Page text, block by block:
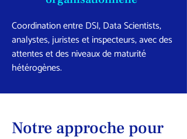
Coordination entre DSI, Data Scientists,
analystes, juristes et inspecteurs, avec des
attentes et des niveaux de maturité
hétérogènes.
Notre approche pour